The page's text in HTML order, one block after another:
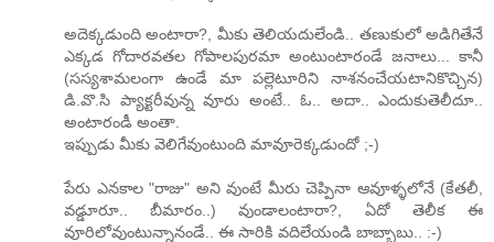
అదెక్కడుంది అంటారా?, మీకు తెలియదులేండి.. తణుకులో అడిగితేనే
ఎక్కడ గోదారవతల గోపాలపురమా అంటుంటారండే జనాలు... కానీ
(సస్యశామలంగా ఉండే మా పల్లెటూరిని నాశనంచేయటానికొచ్చిన)
డి.వొ.సి ప్యాక్టరీవున్న వూరు అంటే.. ఓ.. అదా.. ఎందుకుతెలీదూ..
అంటారండీ అంతా.
ఇప్పుడు మీకు వెలిగేవుంటుంది మావూరెక్కడుందో ;-)
పేరు ఎనకాల "రాజు" అని వుంటే మీరు చెప్పినా ఆవూళ్ళలోనే (కేతలీ,
వడ్డూరూ.. బీమారం..) వుండాలంటారా?, ఏదో తెలీక ఈ
వూరిలోవుంటున్నానండే.. ఈ సారికి వదిలేయండి బాబ్బాబు.. :-)